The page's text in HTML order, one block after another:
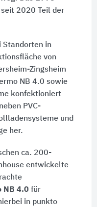
2020 Teil der
Standorten in
von
Zingsheim
NB 4.0 sowie
konfektioniert
PVC-
und
her.
ca. 200-
entwickelte
NB 4.0 für
in punkto